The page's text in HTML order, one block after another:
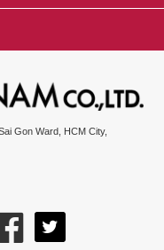
Gon Ward, HCM City,